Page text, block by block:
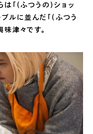
は「(ふつうの)ショッ
ルに並んだ「(ふつう
津々です。